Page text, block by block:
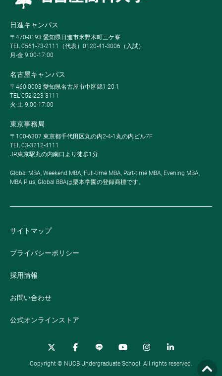
日進キャンパス
〒470-0193 愛知県日進市米野木町三ケ峯
TEL 0561-73-2111（代表）0120-41-3006（入試）
月-金 9:00-17:00
名古屋キャンパス
〒460-0003 愛知県名古屋市中区錦1-20-1
TEL 052-223-3111
火-土 9:00-17:00
東京事務局
〒100-6307 東京都千代田区丸の内2-4-1丸の内ビル7F
TEL 03-3212-4111
JR東京駅丸の内南口より徒歩1分
Global MBA, Weekend MBA, Full-time MBA, Part-time MBA, Evening MBA,
MBA Plus, Global BBAは栗本学園の登録商標です。
サイトマップ
プライバシーポリシー
採用情報
お問い合わせ
公式オンラインストア
Copyright © NUCB Undergraduate School. All rights reserved.